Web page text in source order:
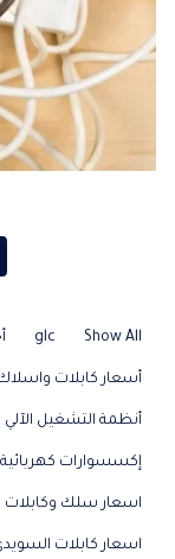
Show All
glc
أسعار كابلات واسلاك
أنظمة التشغيل الآلي
إكسسوارات كهربائية
اسعار سلك وكابلات
اسعار كابلات